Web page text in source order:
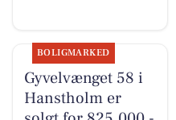
BOLIGMARKED
Gyvelvænget 58 i
Hanstholm er